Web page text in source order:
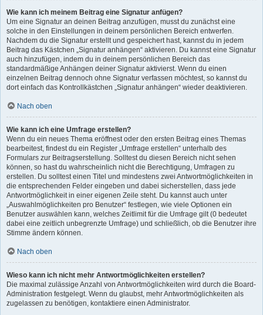
Wie kann ich meinem Beitrag eine Signatur anfügen?
Um eine Signatur an deinen Beitrag anzufügen, musst du zunächst eine
solche in den Einstellungen in deinem persönlichen Bereich entwerfen.
Nachdem du die Signatur erstellt und gespeichert hast, kannst du in jedem
Beitrag das Kästchen „Signatur anhängen“ aktivieren. Du kannst eine Signatur
auch hinzufügen, indem du in deinem persönlichen Bereich das
standardmäßige Anhängen deiner Signatur aktivierst. Wenn du einen
einzelnen Beitrag dennoch ohne Signatur verfassen möchtest, so kannst du
dort einfach das Kontrollkästchen „Signatur anhängen“ wieder deaktivieren.
Nach oben
Wie kann ich eine Umfrage erstellen?
Wenn du ein neues Thema eröffnest oder den ersten Beitrag eines Themas
bearbeitest, findest du ein Register „Umfrage erstellen“ unterhalb des
Formulars zur Beitragserstellung. Solltest du diesen Bereich nicht sehen
können, so hast du wahrscheinlich nicht die Berechtigung, Umfragen zu
erstellen. Du solltest einen Titel und mindestens zwei Antwortmöglichkeiten in
die entsprechenden Felder eingeben und dabei sicherstellen, dass jede
Antwortmöglichkeit in einer eigenen Zeile steht. Du kannst auch unter
„Auswahlmöglichkeiten pro Benutzer“ festlegen, wie viele Optionen ein
Benutzer auswählen kann, welches Zeitlimit für die Umfrage gilt (0 bedeutet
dabei eine zeitlich unbegrenzte Umfrage) und schließlich, ob die Benutzer ihre
Stimme ändern können.
Nach oben
Wieso kann ich nicht mehr Antwortmöglichkeiten erstellen?
Die maximal zulässige Anzahl von Antwortmöglichkeiten wird durch die Board-
Administration festgelegt. Wenn du glaubst, mehr Antwortmöglichkeiten als
zugelassen zu benötigen, kontaktiere einen Administrator.